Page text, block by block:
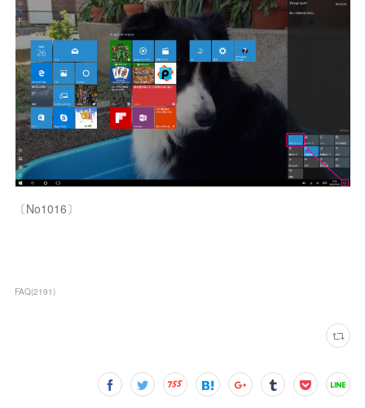
〔No1016〕
FAQ(2191)